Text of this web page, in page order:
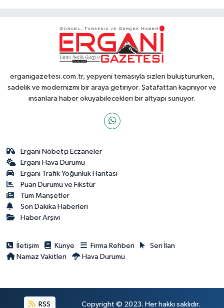
erganigazetesi.com.tr, yepyeni temasıyla sizleri buluştururken,
sadelik ve modernizmi bir araya getiriyor. Şatafattan kaçınıyor ve
insanlara haber okuyabilecekleri bir altyapı sunuyor.
Ergani Nöbetçi Eczaneler
Ergani Hava Durumu
Ergani Trafik Yoğunluk Haritası
Puan Durumu ve Fikstür
Tüm Manşetler
Son Dakika Haberleri
Haber Arşivi
İletişim Künye Firma Rehberi
Seri İlan
Namaz Vakitleri
Hava Durumu
RSS Copyright © 2023. Her hakkı saklıdır.